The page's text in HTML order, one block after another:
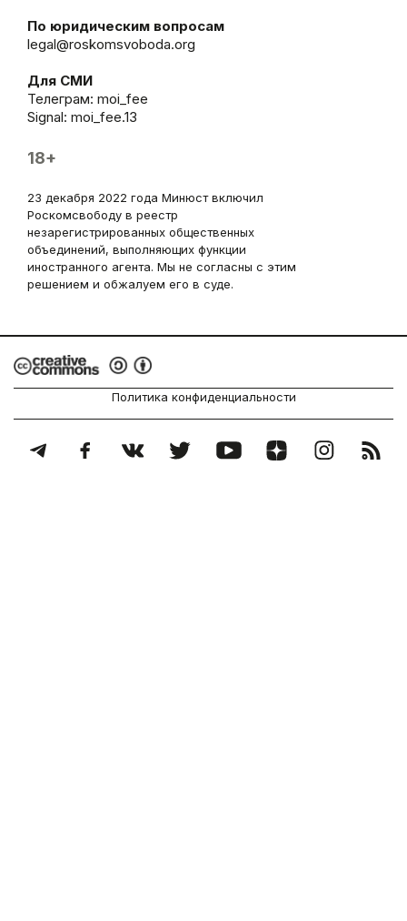
По юридическим вопросам
legal@roskomsvoboda.org
Для СМИ
Телеграм: moi_fee
Signal: moi_fee.13
18+
23 декабря 2022 года Минюст включил
Роскомсвободу в реестр
незарегистрированных общественных
объединений, выполняющих функции
иностранного агента. Мы не согласны с этим
решением и обжалуем его в суде.
Политика конфиденциальности